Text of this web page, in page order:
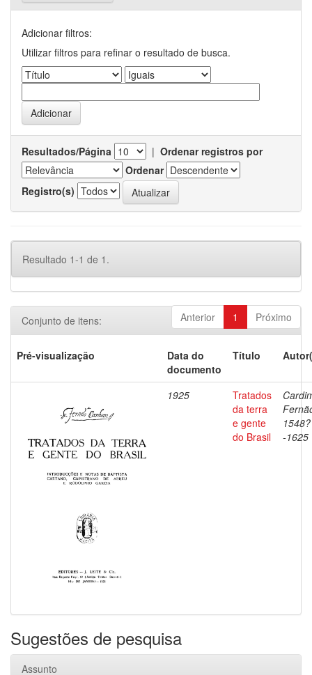
Adicionar filtros:
Utilizar filtros para refinar o resultado de busca.
Resultados/Página | Ordenar registros por
Ordenar
Registro(s)
Resultado 1-1 de 1.
Anterior 1 Próximo
Conjunto de itens:
Pré-visualização
Data do
documento
Título
1925
Tratados
da terra
e gente
do Brasil
1548?
-1625
Sugestões de pesquisa
Assunto